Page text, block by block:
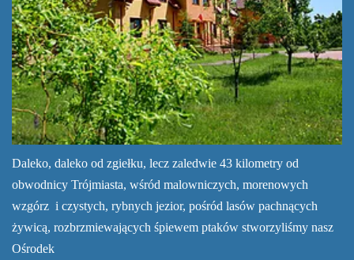
Daleko, daleko od zgiełku, lecz zaledwie 43 kilometry od
obwodnicy Trójmiasta, wśród malowniczych, morenowych
wzgórz i czystych, rybnych jezior, pośród lasów pachnących
żywicą, rozbrzmiewających śpiewem ptaków stworzyliśmy nasz
Ośrodek